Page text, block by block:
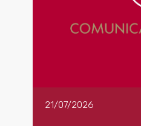
21/07/2026